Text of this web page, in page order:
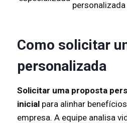
personalizada
Como solicitar
personalizada
Solicitar uma proposta
inicial para alinhar
empresa. A equipe analisa